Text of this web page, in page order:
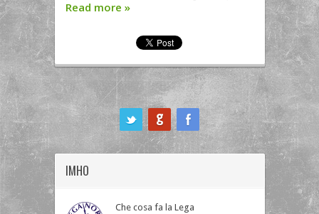
Read more »
IMHO
Che cosa fa la Lega